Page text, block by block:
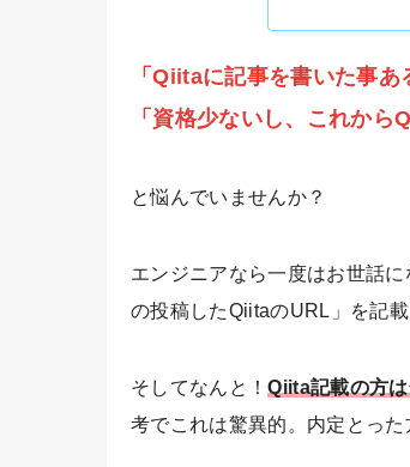
「Qiitaに記事を書いた事
「資格少ないし、これか
と悩んでいませんか？
エンジニアなら一度はお世話
の投稿したQiitaのURL」を記
そしてなんと！Qiita記載の方は
考でこれは驚異的。内定とった